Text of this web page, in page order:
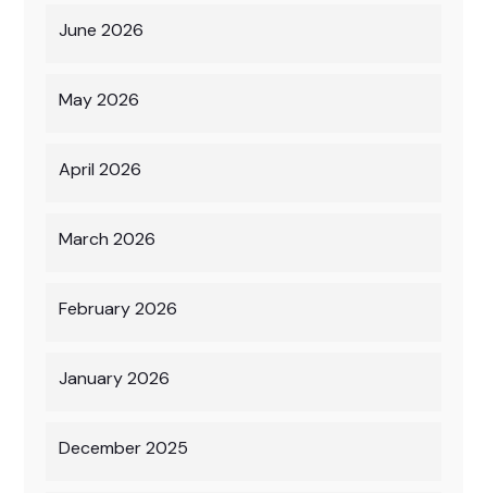
June 2026
May 2026
April 2026
March 2026
February 2026
January 2026
December 2025